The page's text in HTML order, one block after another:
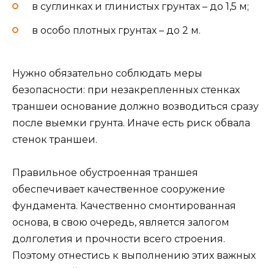
в суглинках и глинистых грунтах – до 1,5 м;
в особо плотных грунтах – до 2 м.
Нужно обязательно соблюдать меры
безопасности: при незакрепленных стенках
траншеи основание должно возводиться сразу
после выемки грунта. Иначе есть риск обвала
стенок траншеи.
Правильное обустроенная траншея
обеспечивает качественное сооружение
фундамента. Качественно смонтированная
основа, в свою очередь, является залогом
долголетия и прочности всего строения.
Поэтому отнестись к выполнению этих важных